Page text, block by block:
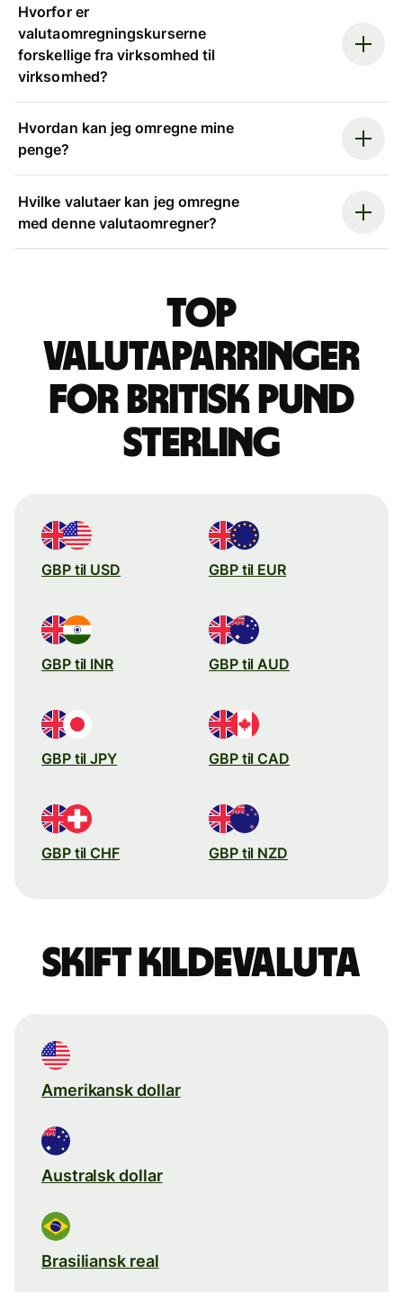
Hvorfor er
valutaomregningskurserne
forskellige fra virksomhed til
virksomhed?
Hvordan kan jeg omregne mine
penge?
Hvilke valutaer kan jeg omregne
med denne valutaomregner?
Top
valutaparringer
for britisk pund
sterling
GBP til USD GBP til EUR
GBP til INR GBP til AUD
GBP til JPY GBP til CAD
GBP til CHF GBP til NZD
Skift kildevaluta
Amerikansk dollar
Australsk dollar
Brasiliansk real